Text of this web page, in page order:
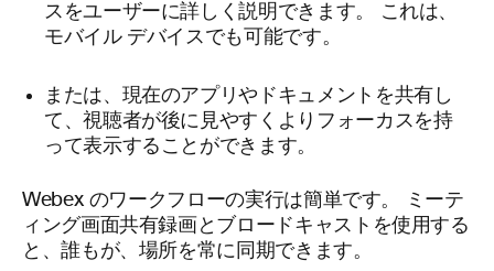
スをユーザーに詳しく説明できます。 これは、
モバイル デバイスでも可能です。
または、現在のアプリやドキュメントを共有し
て、視聴者が後に見やすくよりフォーカスを持
って表示することができます。
Webex のワークフローの実行は簡単です。 ミーテ
ィング画面共有録画とブロードキャストを使用する
と、誰もが、場所を常に同期できます。